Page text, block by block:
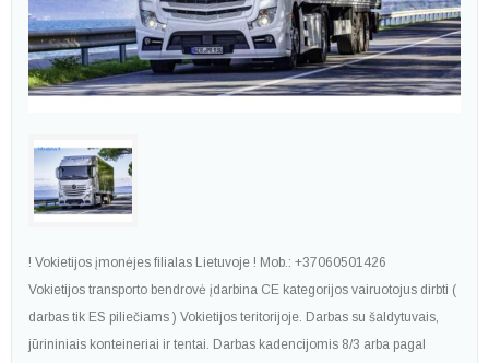
! Vokietijos įmonėjes filialas Lietuvoje ! Mob.: +37060501426
Vokietijos transporto bendrovė įdarbina CE kategorijos vairuotojus dirbti (
darbas tik ES piliečiams ) Vokietijos teritorijoje. Darbas su šaldytuvais,
jūrininiais konteineriai ir tentai. Darbas kadencijomis 8/3 arba pagal